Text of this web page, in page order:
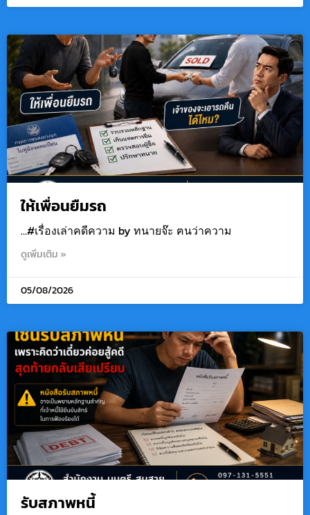
ให้เพื่อนยืมรถ
…#เรื่องเล่าคดีความ by ทนายจ๊ะ ฅนว่าความ
ดูเพิ่มเติม »
05/08/2026
รับสภาพหนี้